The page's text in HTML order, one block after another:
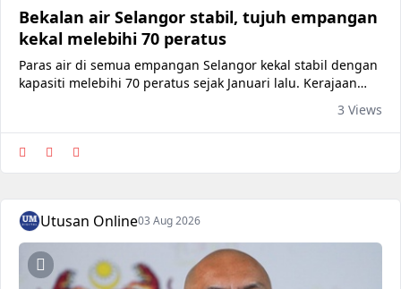
Bekalan air Selangor stabil, tujuh empangan
kekal melebihi 70 peratus
Paras air di semua empangan Selangor kekal stabil dengan
kapasiti melebihi 70 peratus sejak Januari lalu. Kerajaan
Negeri turut memaklumkan tiada keperluan mengaktifkan
3 Views
Utusan Online03 Aug 2026